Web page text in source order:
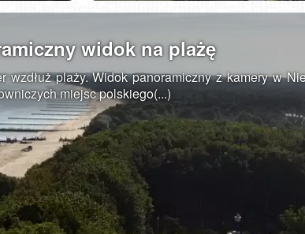
widok na plażę
wzdłuż plaży. Widok panoramiczny z kamery w
miejsc polskiego(...)